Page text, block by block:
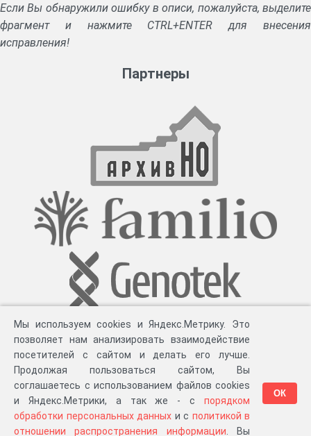
Если Вы обнаружили ошибку в описи, пожалуйста, выделите
фрагмент и нажмите CTRL+ENTER для внесения
исправления!
Партнеры
Разработка компании «Великіе предки», 2023-2026 гг. Блог.Суть проекта
Персональные данные.Распространение информации . ЧаВО. Сборка 111.35
Мы используем cookies и Яндекс.Метрику. Это
позволяет нам анализировать взаимодействие
посетителей с сайтом и делать его лучше.
Продолжая пользоваться сайтом, Вы
соглашаетесь с использованием файлов cookies
и Яндекс.Метрики, а так же - с порядком
обработки персональных данных и с политикой в
отношении распространения информации . Вы
ОК